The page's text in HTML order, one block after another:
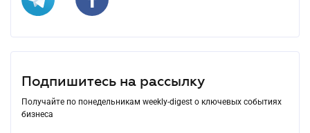
Подпишитесь на рассылку
Получайте по понедельникам weekly-digest о ключевых событиях
бизнеса